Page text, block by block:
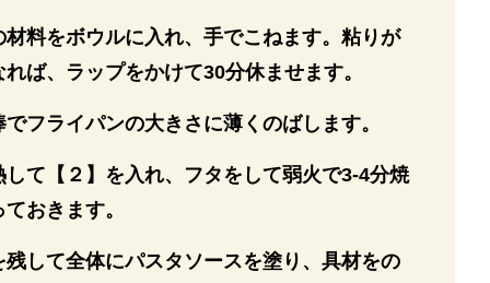
料をボウルに入れ、手でこねます。粘りが
ば、ラップをかけて30分休ませます。
フライパンの大きさに薄くのばします。
て【２】を入れ、フタをして弱火で3-4分焼
おきます。
して全体にパスタソースを塗り、具材をの